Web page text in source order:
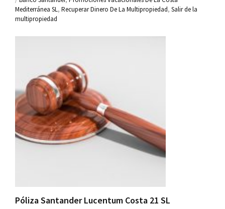
Mediterránea SL, Recuperar Dinero De La Multipropiedad, Salir de la
multipropiedad
Póliza Santander Lucentum Costa 21 SL